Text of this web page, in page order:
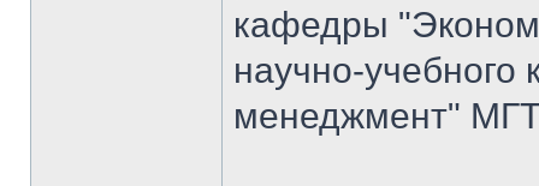
кафедры
научно-
менеджмент"